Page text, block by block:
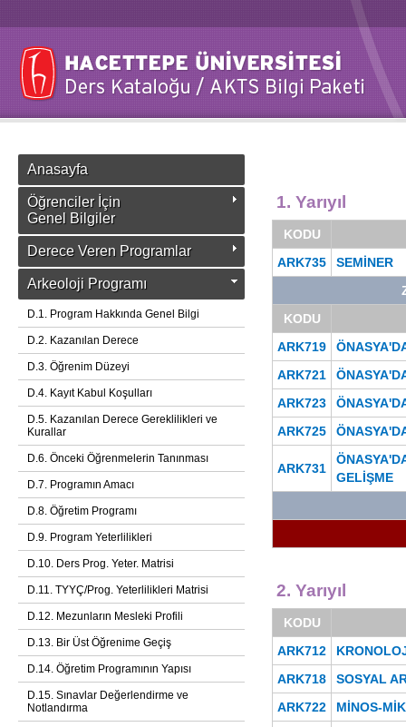
Anasayfa
Öğrenciler İçin
Genel Bilgiler
Derece Veren Programlar
Arkeoloji Programı
D.1. Program Hakkında Genel Bilgi
D.2. Kazanılan Derece
D.3. Öğrenim Düzeyi
D.4. Kayıt Kabul Koşulları
D.5. Kazanılan Derece Gereklilikleri ve
Kurallar
D.6. Önceki Öğrenmelerin Tanınması
D.7. Programın Amacı
D.8. Öğretim Programı
D.9. Program Yeterlilikleri
D.10. Ders Prog. Yeter. Matrisi
D.11. TYYÇ/Prog. Yeterlilikleri Matrisi
D.12. Mezunların Mesleki Profili
D.13. Bir Üst Öğrenime Geçiş
D.14. Öğretim Programının Yapısı
D.15. Sınavlar Değerlendirme ve
Notlandırma
1. Yarıyıl
KODU
ARK735
SEMİNER
KODU
ARK719
ARK721
ARK723
ARK725
ARK731
GELİŞME
2. Yarıyıl
KODU
ARK712
ARK718
SOSYAL
ARK722
MİNOS-